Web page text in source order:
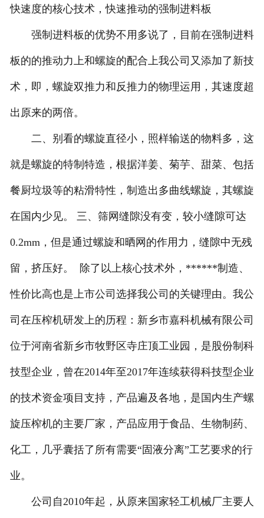
快速度的核心技术，快速推动的强制进料板
强制进料板的优势不用多说了，目前在强制进料
板的的推动力上和螺旋的配合上我公司又添加了新技
术，即，螺旋双推力和反推力的物理运用，其速度超
出原来的两倍。
二、别看的螺旋直径小，照样输送的物料多，这
就是螺旋的特制特造，根据洋姜、菊芋、甜菜、包括
餐厨垃圾等的粘滑特性，制造出多曲线螺旋，其螺旋
在国内少见。 三、筛网缝隙没有变，较小缝隙可达
0.2mm，但是通过螺旋和晒网的作用力，缝隙中无残
留，挤压好。 除了以上核心技术外，******制造、
性价比高也是上市公司选择我公司的关键理由。我公
司在压榨机研发上的历程：新乡市嘉科机械有限公司
位于河南省新乡市牧野区寺庄顶工业园，是股份制科
技型企业，曾在2014年至2017年连续获得科技型企业
的技术资金项目支持，产品遍及各地，是国内生产螺
旋压榨机的主要厂家，产品应用于食品、生物制药、
化工，几乎囊括了所有需要“固液分离”工艺要求的行
业。
公司自2010年起，从原来国家轻工机械厂主要人